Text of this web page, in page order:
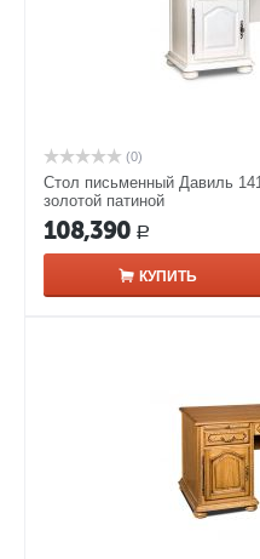
(0)
Стол письменный Давиль
золотой патиной
108,390 Р
КУПИТЬ